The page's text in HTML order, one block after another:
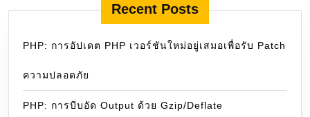
Recent Posts
PHP: การอัปเดต PHP เวอร์ชันใหม่อยู่เสมอเพื่อรับ Patch
ความปลอดภัย
PHP: การบีบอัด Output ด้วย Gzip/Deflate